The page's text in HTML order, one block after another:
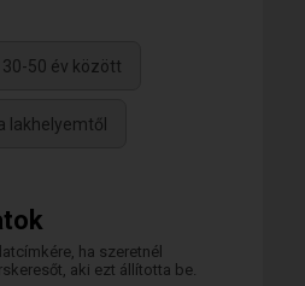
30-50 év között
lakhelyemtől
ha szeretnél
aki ezt állította be.